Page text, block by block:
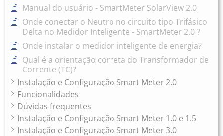
Manual do usuário - SmartMeter SolarView 2.0
Onde conectar o Neutro no circuito tipo Trifásico
Delta no Medidor Inteligente - SmartMeter 2.0 ?
Onde instalar o medidor inteligente de energia?
Qual é a orientação correta do Transformador de
Corrente (TC)?
Instalação e Configuração Smart Meter 2.0
Funcionalidades
Dúvidas frequentes
Instalação e Configuração Smart Meter 1.0 e 1.5
Instalação e Configuração Smart Meter 3.0